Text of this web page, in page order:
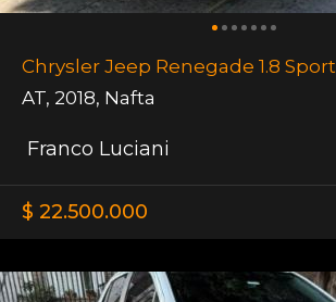
Chrysler Jeep Renegade 1.8 Sport
AT, 2018, Nafta
Franco Luciani
$ 22.500.000